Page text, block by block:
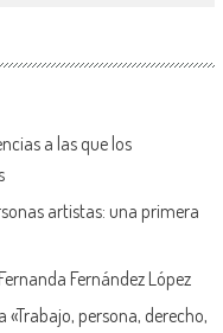
a las que los
artistas: una primera
Fernández López
«Trabajo, persona, derecho,